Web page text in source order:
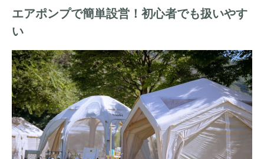
エアポンプで簡単設営！初心者でも扱いやす
い